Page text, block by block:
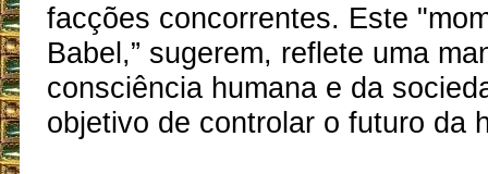
facções concorrentes. Este
Babel,” sugerem, reflete uma
consciência humana e da
objetivo de controlar o futuro da